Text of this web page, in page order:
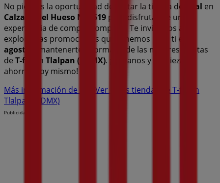
No pierdas la oportunidad de visitar la tienda de
T-fal en
Calzada del Hueso No. 519 para disfrutar de una
experiencia de compra completa. Te invitamos a
explorar las promociones que tenemos para ti este
agosto
y mantenerte informado de las mejores ofertas
de T-fal en Tlalpan (CDMX). ¡Visítanos y empieza a
ahorrar hoy mismo!
Más información de T-fal Ver otras tiendas de T-fal en
Tlalpan (CDMX)
Publicidad